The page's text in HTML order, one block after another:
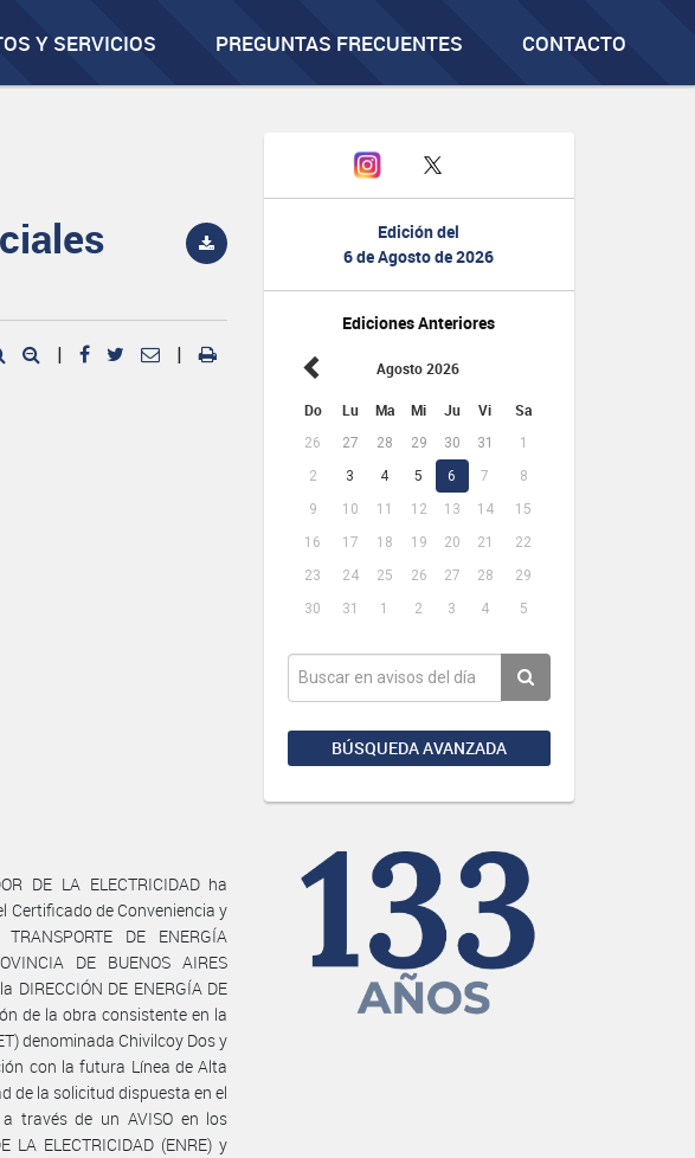
Y SERVICIOS PREGUNTAS FRECUENTES CONTACTO
Edición del
6 de Agosto de 2026
Ediciones Anteriores
Agosto 2026
Do Lu Ma Mi Ju Vi Sa
26 27 28 29 30 31
1
2
3 4 5 6 7
8
9
10 11 12 13 14
15
16
17 18 19 20 21
22
23
24 25 26 27 28
29
30
31 1 2 3 4 5
BÚSQUEDA AVANZADA
| |
DE LA ELECTRICIDAD ha
Certificado de Conveniencia y
DE ENERGÍA
DE BUENOS AIRES
DIRECCIÓN DE ENERGÍA DE
de la obra consistente en la
denominada Chivilcoy Dos y
con la futura Línea de Alta
de la solicitud dispuesta en el
través de un AVISO en los
LA ELECTRICIDAD (ENRE) y